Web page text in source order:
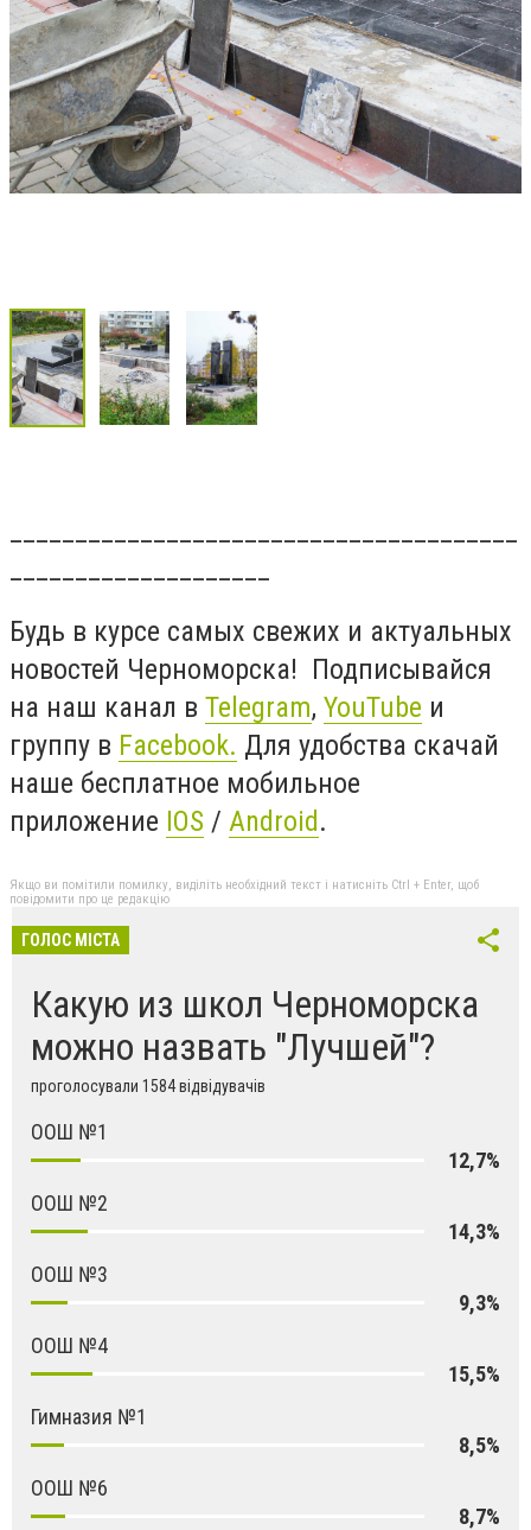
Будь в курсе самых свежих и актуальных
новостей Черноморска! Подписывайся
на наш канал в Telegram, YouTube и
группу в Facebook. Для удобства скачай
наше бесплатное мобильное
приложение IOS / Android.
Якщо ви помітили помилку, виділіть необхідний текст і натисніть Ctrl + Enter, щоб
повідомити про це редакцію
ГОЛОС МІСТА
Какую из школ Черноморска
можно назвать "Лучшей"?
проголосували 1584 відвідувачів
ООШ №1
12,7%
ООШ №2
14,3%
ООШ №3
9,3%
ООШ №4
15,5%
Гимназия №1
8,5%
ООШ №6
8,7%